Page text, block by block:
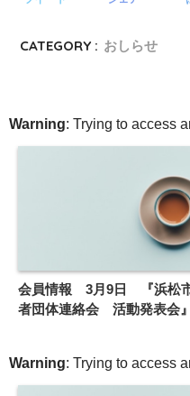
CATEGORY : おしらせ
Warning: Trying to access
会員情報 3月9日 『浜松
者団体連絡会 活動発表会』
Warning: Trying to access